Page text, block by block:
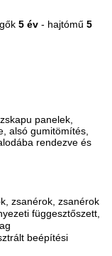
5 év - hajtómű 5
panelek,
alsó gumitömítés,
rendezve és
zsanérok, zsanérok
függesztőszett,
beépítési